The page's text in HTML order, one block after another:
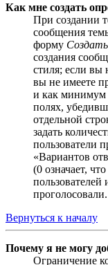
Как мне создать
При создании
сообщения
форму
создания
стиля; если вы
вы не имеете
и как минимум
полях,
отдельной
задать
пользователи
«Вариантов
(0 означает,
пользователей
проголосовали.
Вернуться к началу
Почему я не могу
Ограничение